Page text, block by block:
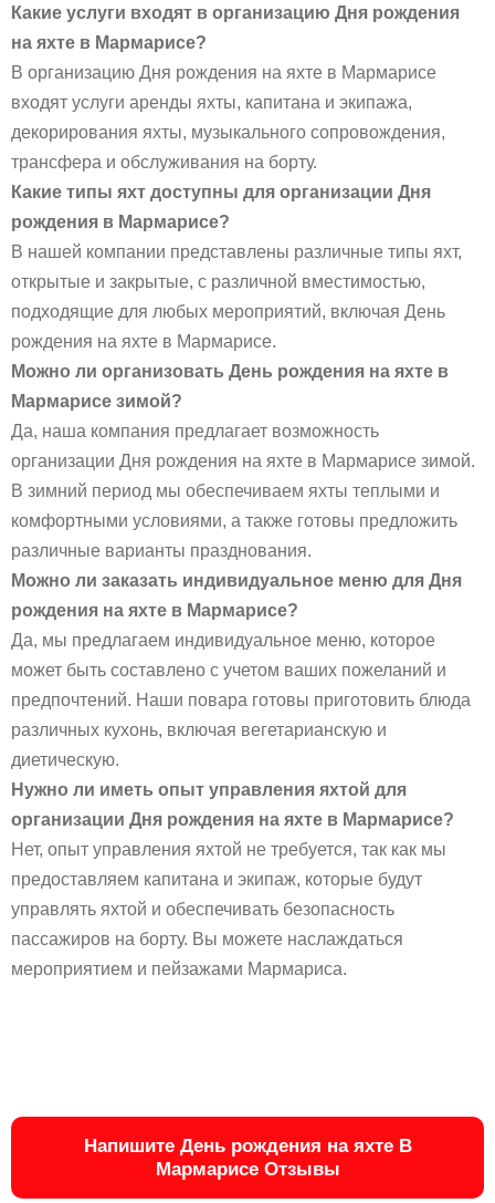
Какие услуги входят в организацию Дня рождения
на яхте в Мармарисе?
В организацию Дня рождения на яхте в Мармарисе
входят услуги аренды яхты, капитана и экипажа,
декорирования яхты, музыкального сопровождения,
трансфера и обслуживания на борту.
Какие типы яхт доступны для организации Дня
рождения в Мармарисе?
В нашей компании представлены различные типы яхт,
открытые и закрытые, с различной вместимостью,
подходящие для любых мероприятий, включая День
рождения на яхте в Мармарисе.
Можно ли организовать День рождения на яхте в
Мармарисе зимой?
Да, наша компания предлагает возможность
организации Дня рождения на яхте в Мармарисе зимой.
В зимний период мы обеспечиваем яхты теплыми и
комфортными условиями, а также готовы предложить
различные варианты празднования.
Можно ли заказать индивидуальное меню для Дня
рождения на яхте в Мармарисе?
Да, мы предлагаем индивидуальное меню, которое
может быть составлено с учетом ваших пожеланий и
предпочтений. Наши повара готовы приготовить блюда
различных кухонь, включая вегетарианскую и
диетическую.
Нужно ли иметь опыт управления яхтой для
организации Дня рождения на яхте в Мармарисе?
Нет, опыт управления яхтой не требуется, так как мы
предоставляем капитана и экипаж, которые будут
управлять яхтой и обеспечивать безопасность
пассажиров на борту. Вы можете наслаждаться
мероприятием и пейзажами Мармариса.
Напишите День рождения на яхте В
Мармарисе Отзывы